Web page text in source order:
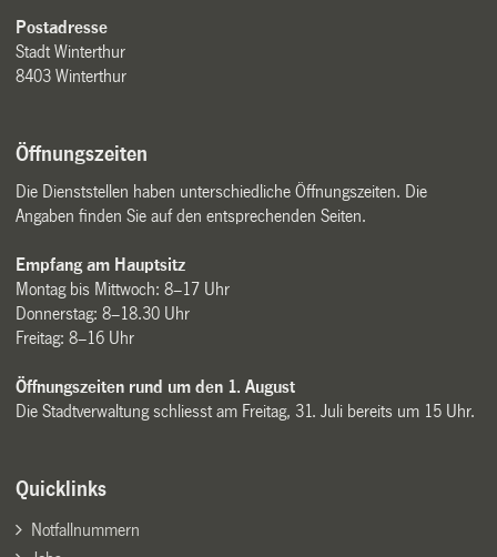
Postadresse
Stadt Winterthur
8403 Winterthur
Öffnungszeiten
Die Dienststellen haben unterschiedliche Öffnungszeiten. Die
Angaben finden Sie auf den entsprechenden Seiten.
Empfang am Hauptsitz
Montag bis Mittwoch: 8–17 Uhr
Donnerstag: 8–18.30 Uhr
Freitag: 8–16 Uhr
Öffnungszeiten rund um den 1. August
Die Stadtverwaltung schliesst am Freitag, 31. Juli bereits um 15 Uhr.
Quicklinks
Notfallnummern